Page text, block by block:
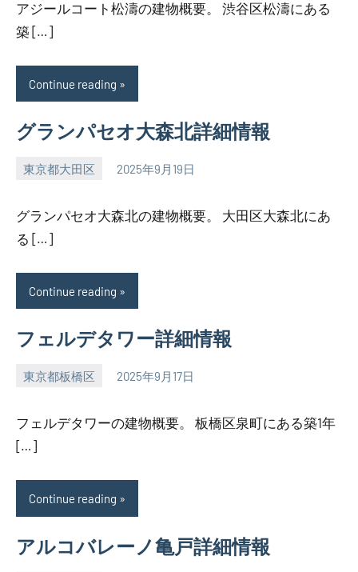
アジールコート松濤の建物概要。 渋谷区松濤にある
築 […]
Continue reading
グランパセオ大森北詳細情報
東京都大田区 2025年9月19日
SEZIMO
グランパセオ大森北の建物概要。 大田区大森北にあ
る […]
Continue reading
フェルデタワー詳細情報
東京都板橋区 2025年9月17日
SEZIMO
フェルデタワーの建物概要。 板橋区泉町にある築1年
[…]
Continue reading
アルコバレーノ亀戸詳細情報